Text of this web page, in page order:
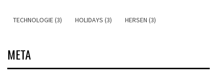
TECHNOLOGIE (3) HOLIDAYS (3) HERSEN (3)
META